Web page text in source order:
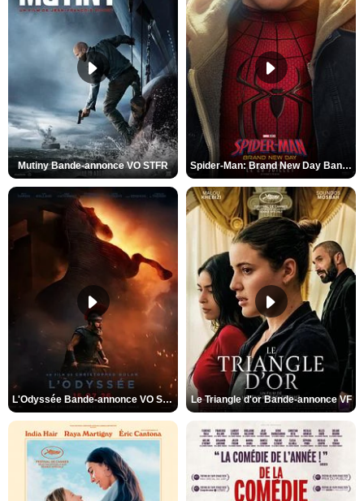
Mutiny Bande-annonce VO STFR Spider-Man: Brand New Day Bande-annonce VO STFR
L'Odyssée Bande-annonce VO STFR Le Triangle d'or Bande-annonce VF